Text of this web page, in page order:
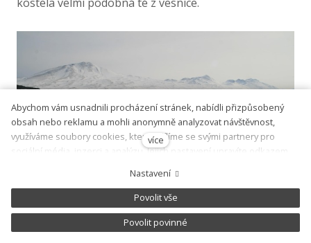
Abychom vám usnadnili procházení stránek, nabídli přizpůsobený
obsah nebo reklamu a mohli anonymně analyzovat návštěvnost,
využíváme soubory cookies, které sdílíme se svými partnery pro
sociální média, inzerci a analýzu. Jejich nastavení upravíte odkazem
Podrobnější informace najdete v našich Zásadách ochrany osobních
údajů a používání souborů cookies. Souhlasíte s používáním cookies?
více
Nastavení
Povolit vše
Povolit povinné